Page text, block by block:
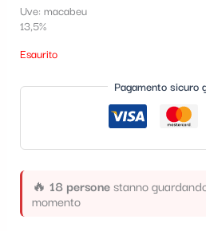
Uve: macabeu
13,5%
Esaurito
Pagamento sicuro
🔥 18 personestanno
momento
a
e
g